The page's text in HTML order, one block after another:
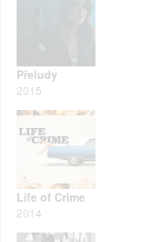
Přeludy
2015
Life of Crime
2014